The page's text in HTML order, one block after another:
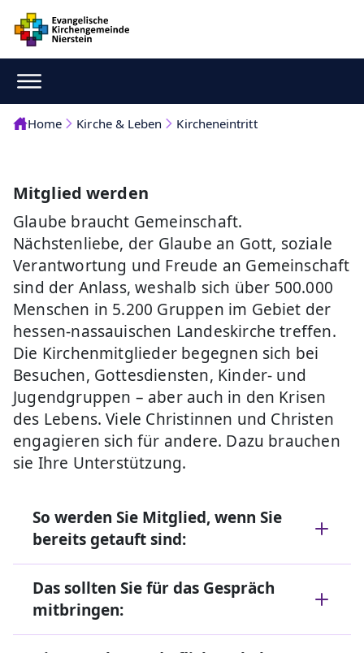
Home Kirche & Leben Kircheneintritt
Mitglied werden
Glaube braucht Gemeinschaft.
Nächstenliebe, der Glaube an Gott, soziale
Verantwortung und Freude an Gemeinschaft
sind der Anlass, weshalb sich über 500.000
Menschen in 5.200 Gruppen im Gebiet der
hessen-nassauischen Landeskirche treffen.
Die Kirchenmitglieder begegnen sich bei
Besuchen, Gottesdiensten, Kinder- und
Jugendgruppen – aber auch in den Krisen
des Lebens. Viele Christinnen und Christen
engagieren sich für andere. Dazu brauchen
sie Ihre Unterstützung.
So werden Sie Mitglied, wenn Sie
bereits getauft sind:
Das sollten Sie für das Gespräch
mitbringen: